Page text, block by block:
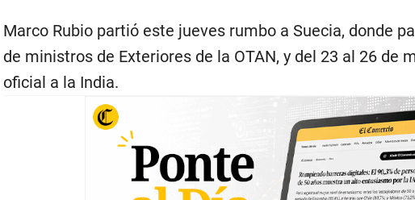
Marco Rubio partió este jueves rumbo a Suecia, donde
de ministros de Exteriores de la OTAN, y del 23 al 26 de
oficial a la India.